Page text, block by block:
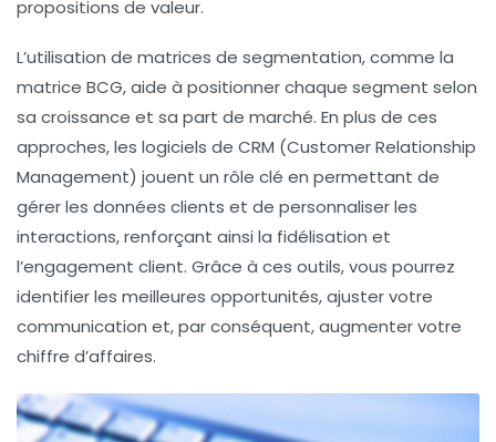
propositions de valeur.
L’utilisation de matrices de segmentation, comme la
matrice BCG, aide à positionner chaque segment selon
sa croissance et sa part de marché. En plus de ces
approches, les logiciels de CRM (Customer Relationship
Management) jouent un rôle clé en permettant de
gérer les données clients et de personnaliser les
interactions, renforçant ainsi la fidélisation et
l’engagement client. Grâce à ces outils, vous pourrez
identifier les meilleures opportunités, ajuster votre
communication et, par conséquent, augmenter votre
chiffre d’affaires.